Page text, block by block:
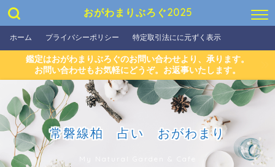
おがわまりぶろぐ2025
ホーム プライバシーポリシー 特定取引法にに元ずく表示
鑑定はおがわまりぶろぐのお問い合わせより、承ります。
お問い合わせもお気軽にどうぞ。お返事いたします。
常磐線柏 占い おがわまり